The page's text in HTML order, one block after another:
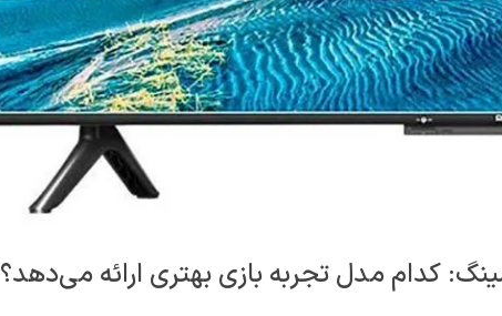
کدام مدل تجربه بازی بهتری ارائه می‌دهد؟